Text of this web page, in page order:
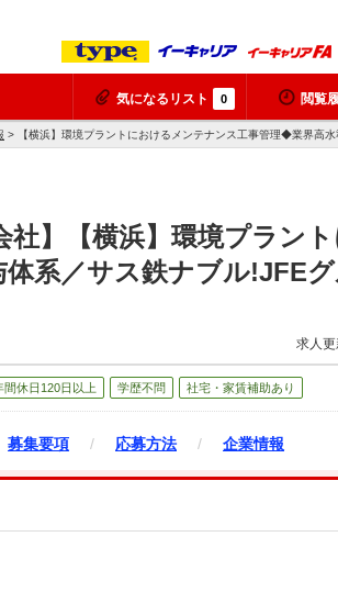
気になるリスト 0 閲覧
> 【横浜】環境プラントにおけるメンテナンス工事管理◆業界高
社】【横浜】環境プラン
系／サス鉄ナブル!JFE
求人
間休日120日以上 学歴不問 社宅・家賃補助あり
募集要項 / 応募方法 / 企業情報